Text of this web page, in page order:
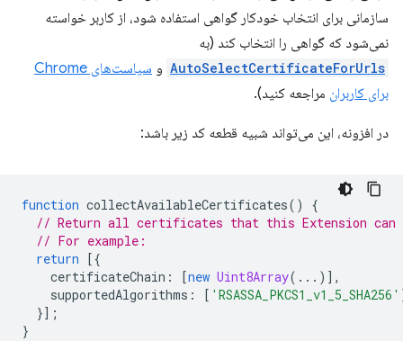
سازمانی برای انتخاب خودکار گواهی استفاده شود، از کاربر خواسته
نمی‌شود که گواهی را انتخاب کند (به
AutoSelectCertificateForUrls و
سیاست‌های Chrome
برای کاربران مراجعه کنید).
در افزونه، این می‌تواند شبیه قطعه کد زیر باشد:
function collectAvailableCertificates()
{
// Return all certificates that this Extension can
// For example:
return [{
certificateChain : [new Uint8Array(...)],
supportedAlgorithms : [ 'RSASSA_PKCS1_v1_5_SHA256'
}];
}